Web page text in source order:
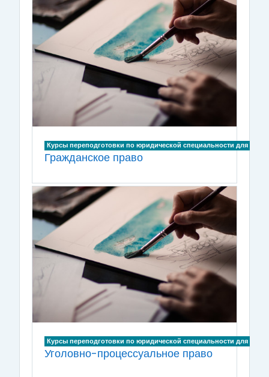
Курсы переподготовки по юридической специальности для
Гражданское право
Курсы переподготовки по юридической специальности для
Уголовно-процессуальное право